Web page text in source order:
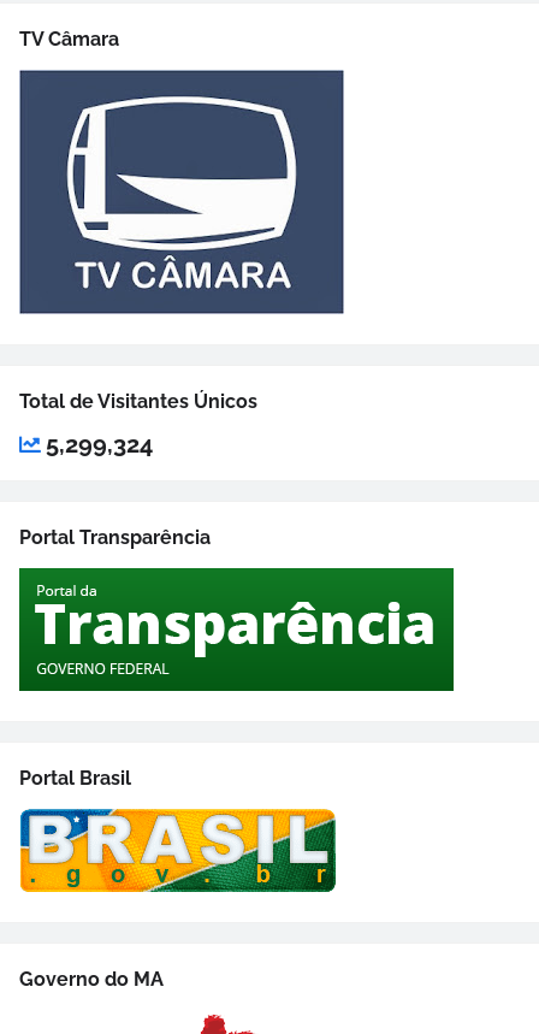
TV Câmara
Total de Visitantes Únicos
5,299,324
Portal Transparência
Portal Brasil
Governo do MA